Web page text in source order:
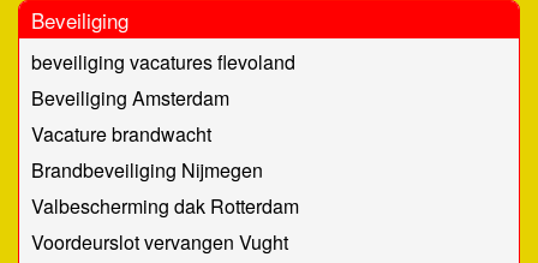
Beveiliging
beveiliging vacatures flevoland
Beveiliging Amsterdam
Vacature brandwacht
Brandbeveiliging Nijmegen
Valbescherming dak Rotterdam
Voordeurslot vervangen Vught